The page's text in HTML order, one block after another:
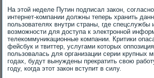
На этой неделе Путин подписал закон,
интернет-компании должны теперь хранить
пользователях внутри страны, где
возможности для доступа к электронной
телекоммуникационные компании. Критики
фейсбук и твиттер, услугами которых
пользовалась для организации серии крупных
годах, будут вынуждены прекратить свою
году, когда этот закон вступит в силу.